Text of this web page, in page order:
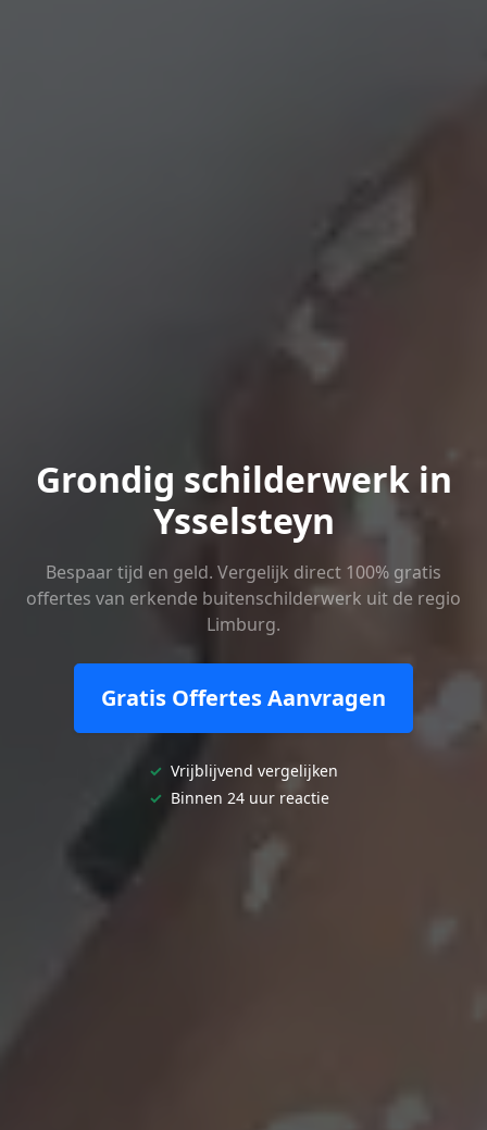
Grondig schilderwerk in
Ysselsteyn
Bespaar tijd en geld. Vergelijk direct 100% gratis
offertes van erkende buitenschilderwerk uit de regio
Limburg.
Gratis Offertes Aanvragen
✓ Vrijblijvend vergelijken
✓ Binnen 24 uur reactie